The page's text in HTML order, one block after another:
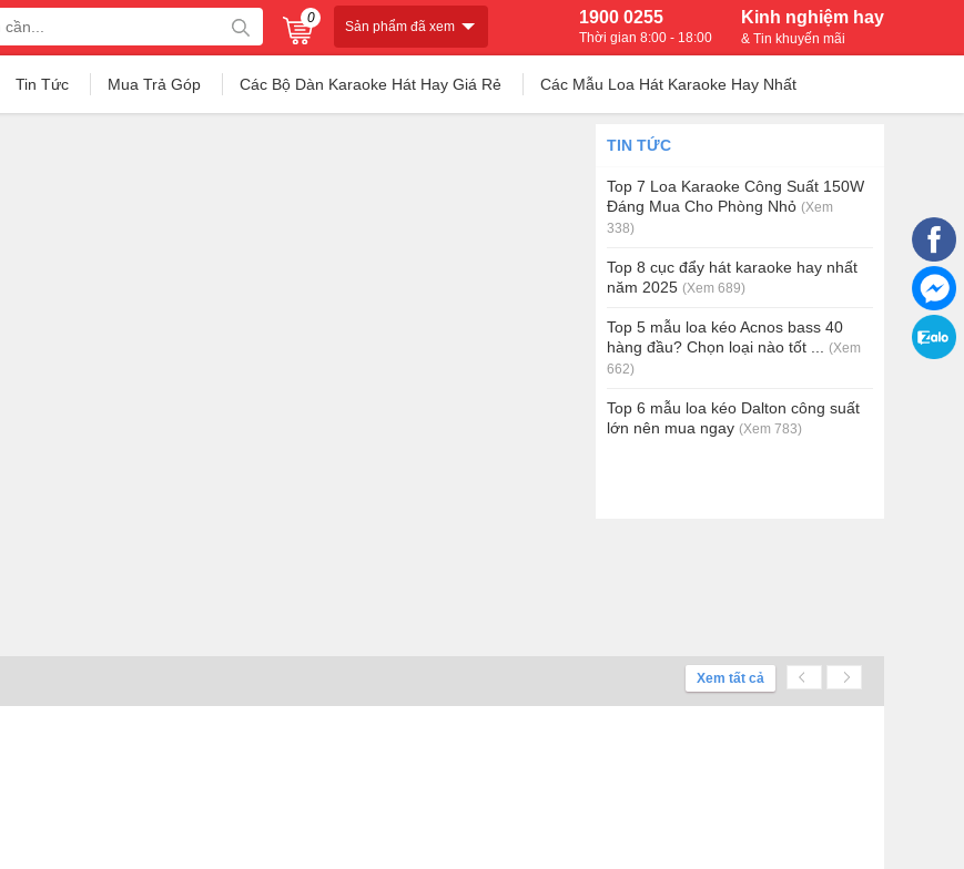
0
Sản phẩm đã xem Kinh nghiệm hay
& Tin khuyến mãi
1900 0255
Thời gian 8:00 - 18:00
Tin Tức Mua Trả Góp Các Bộ Dàn Karaoke Hát Hay Giá Rẻ Các Mẫu Loa Hát Karaoke Hay Nhất
TIN TỨC
Top 7 Loa Karaoke Công Suất 150W
Đáng Mua Cho Phòng Nhỏ (Xem
338)
Top 8 cục đẩy hát karaoke hay nhất
năm 2025 (Xem 689)
Top 5 mẫu loa kéo Acnos bass 40
hàng đầu? Chọn loại nào tốt ...
(Xem
662)
Top 6 mẫu loa kéo Dalton công suất
lớn nên mua ngay (Xem 783)
Xem tất cả